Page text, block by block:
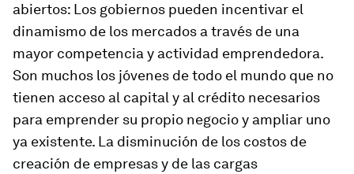
abiertos: Los gobiernos pueden incentivar el
dinamismo de los mercados a través de una
mayor competencia y actividad emprendedora.
Son muchos los jóvenes de todo el mundo que no
tienen acceso al capital y al crédito necesarios
para emprender su propio negocio y ampliar uno
ya existente. La disminución de los costos de
creación de empresas y de las cargas